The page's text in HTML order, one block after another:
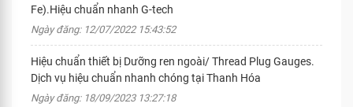
Fe).Hiệu chuẩn nhanh G-tech
Ngày đăng: 12/07/2022 15:43:52
Hiệu chuẩn thiết bị Dưỡng ren ngoài/ Thread Plug Gauges.
Dịch vụ hiệu chuẩn nhanh chóng tại Thanh Hóa
Ngày đăng: 18/09/2023 13:27:18